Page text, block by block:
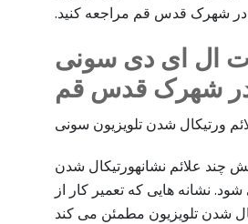
شهرک قدس قم مراجعه کنید.
ال ای دی سونی
شهرک قدس قم
ورتیکال شدن تلویزیون سونی
چند علائم نشانهورتیکال شدن
نشانه هایی که تعمیر کار از
شدن تلویزیون مطمئن می کند